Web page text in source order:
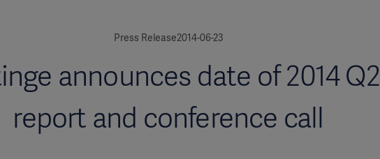
Press Release2014-06-23
announces date of 2014 Q2
report and conference call